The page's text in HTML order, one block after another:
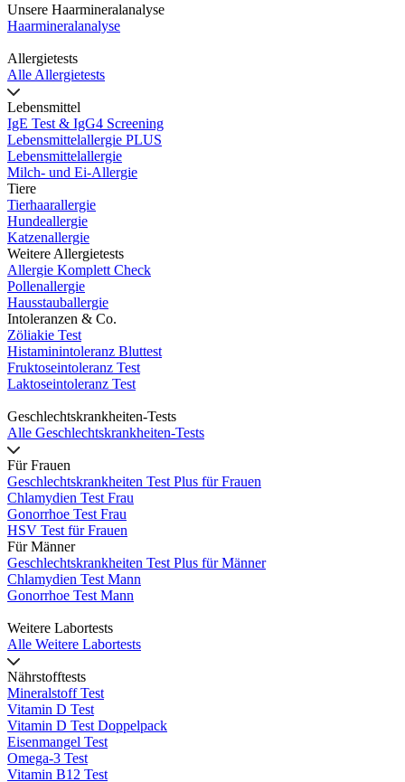
Unsere Haarmineralanalyse
Haarmineralanalyse
Allergietests
Alle Allergietests
Lebensmittel
IgE Test & IgG4 Screening
Lebensmittelallergie PLUS
Lebensmittelallergie
Milch- und Ei-Allergie
Tiere
Tierhaarallergie
Hundeallergie
Katzenallergie
Weitere Allergietests
Allergie Komplett Check
Pollenallergie
Hausstauballergie
Intoleranzen & Co.
Zöliakie Test
Histaminintoleranz Bluttest
Fruktoseintoleranz Test
Laktoseintoleranz Test
Geschlechtskrankheiten-Tests
Alle Geschlechtskrankheiten-Tests
Für Frauen
Geschlechtskrankheiten Test Plus für Frauen
Chlamydien Test Frau
Gonorrhoe Test Frau
HSV Test für Frauen
Für Männer
Geschlechtskrankheiten Test Plus für Männer
Chlamydien Test Mann
Gonorrhoe Test Mann
Weitere Labortests
Alle Weitere Labortests
Nährstofftests
Mineralstoff Test
Vitamin D Test
Vitamin D Test Doppelpack
Eisenmangel Test
Omega-3 Test
Vitamin B12 Test